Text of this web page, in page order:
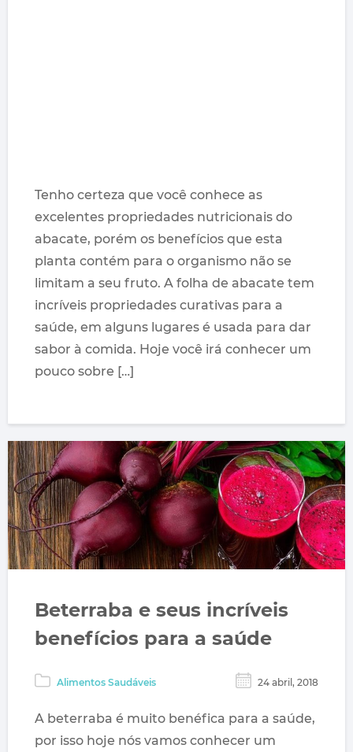
Tenho certeza que você conhece as
excelentes propriedades nutricionais do
abacate, porém os benefícios que esta
planta contém para o organismo não se
limitam a seu fruto. A folha de abacate tem
incríveis propriedades curativas para a
saúde, em alguns lugares é usada para dar
sabor à comida. Hoje você irá conhecer um
pouco sobre […]
Beterraba e seus incríveis
benefícios para a saúde
Alimentos Saudáveis 24 abril, 2018
A beterraba é muito benéfica para a saúde,
por isso hoje nós vamos conhecer um